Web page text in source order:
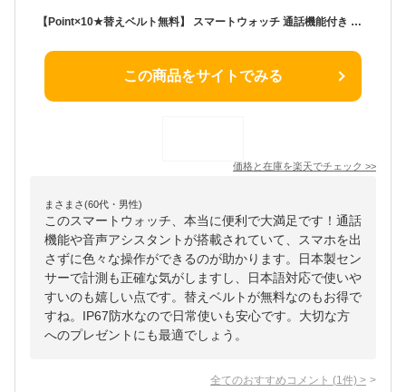
【Point×10★替えベルト無料】 スマートウォッチ 通話機能付き 日本製 センサー 音声アシスタント 日本語 android iphone 音楽再生 アラーム 活動量計 歩数計 IP67防水 着信通知 睡眠検測 消費カロリー アプリ通知 レディース メンズ 腕時計 クリスマス 父の日プレゼント
この商品をサイトでみる
価格と在庫を楽天でチェック >>
まさまさ(60代・男性)
このスマートウォッチ、本当に便利で大満足です！通話
機能や音声アシスタントが搭載されていて、スマホを出
さずに色々な操作ができるのが助かります。日本製セン
サーで計測も正確な気がしますし、日本語対応で使いや
すいのも嬉しい点です。替えベルトが無料なのもお得で
すね。IP67防水なので日常使いも安心です。大切な方
へのプレゼントにも最適でしょう。
全てのおすすめコメント (1 件) >